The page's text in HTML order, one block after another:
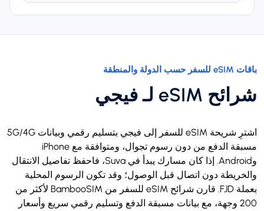
باقات eSIM للسفر حسب الدولة والمنطقة
شرائح eSIM لـ فيجي
اشترِ شريحة eSIM للسفر إلى فيجي بتسليم رقمي وبيانات 5G/4G
مسبقة الدفع من دون رسوم تجوال، ومتوافقة مع iPhone
وAndroid. إذا كان مسارك يبدأ في Suva، فاحفظ تفاصيل الانتقال
والخريطة دون اتصال قبل الوصول؛ وقد تكون الرسوم المحلية
بعملة FJD. قارن شرائح eSIM للسفر من BambooSIM لأكثر من
200 وجهة، مع بيانات مسبقة الدفع وتسليم رقمي سريع وأسعار